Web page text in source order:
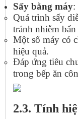
Sấy bằng máy:
Quá trình sấy
tránh nhiễm bẩn
Một số máy có
hiệu quả.
Đáp ứng tiêu
trong bếp ăn
2.3. Tính